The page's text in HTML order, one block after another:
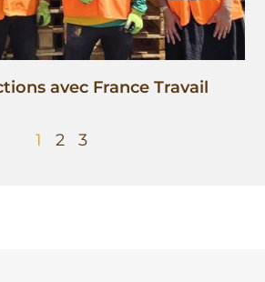
avec France Travail
1 2 3